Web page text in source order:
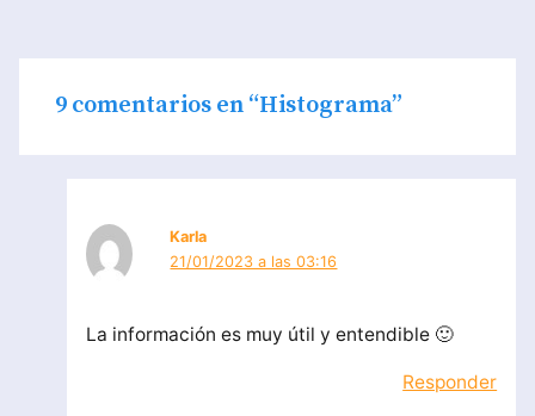
9 comentarios en “Histograma”
Karla
21/01/2023 a las 03:16
La información es muy útil y entendible 🙂
Responder